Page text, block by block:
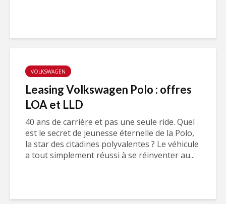
VOLKSWAGEN
Leasing Volkswagen Polo : offres
LOA et LLD
40 ans de carrière et pas une seule ride. Quel
est le secret de jeunesse éternelle de la Polo,
la star des citadines polyvalentes ? Le véhicule
a tout simplement réussi à se réinventer au...